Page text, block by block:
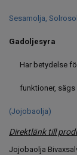
Sesamolja,
Gadoljesyra
Har betydelse
funktioner, sägs
(Jojobaolja)
Direktlänk till
Jojobaolja